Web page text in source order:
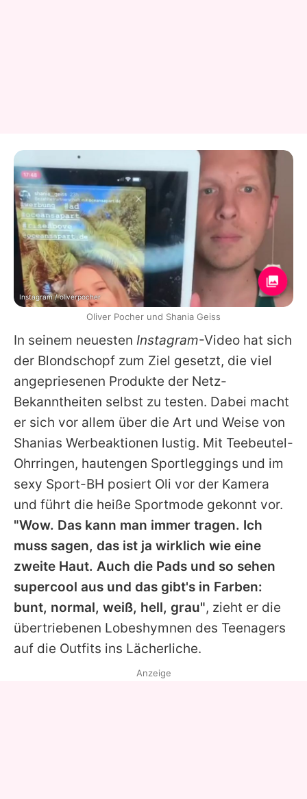
In seinem neuesten Instagram-Video hat sich
der Blondschopf zum Ziel gesetzt, die viel
angepriesenen Produkte der Netz-
Bekanntheiten selbst zu testen. Dabei macht
er sich vor allem über die Art und Weise von
Shanias Werbeaktionen lustig. Mit Teebeutel-
Ohrringen, hautengen Sportleggings und im
sexy Sport-BH posiert Oli vor der Kamera
und führt die heiße Sportmode gekonnt vor.
"Wow. Das kann man immer tragen. Ich
muss sagen, das ist ja wirklich wie eine
zweite Haut. Auch die Pads und so sehen
supercool aus und das gibt's in Farben:
bunt, normal, weiß, hell, grau", zieht er die
übertriebenen Lobeshymnen des Teenagers
auf die Outfits ins Lächerliche.
Instagram / oliverpocher
Oliver Pocher und Shania Geiss
Anzeige